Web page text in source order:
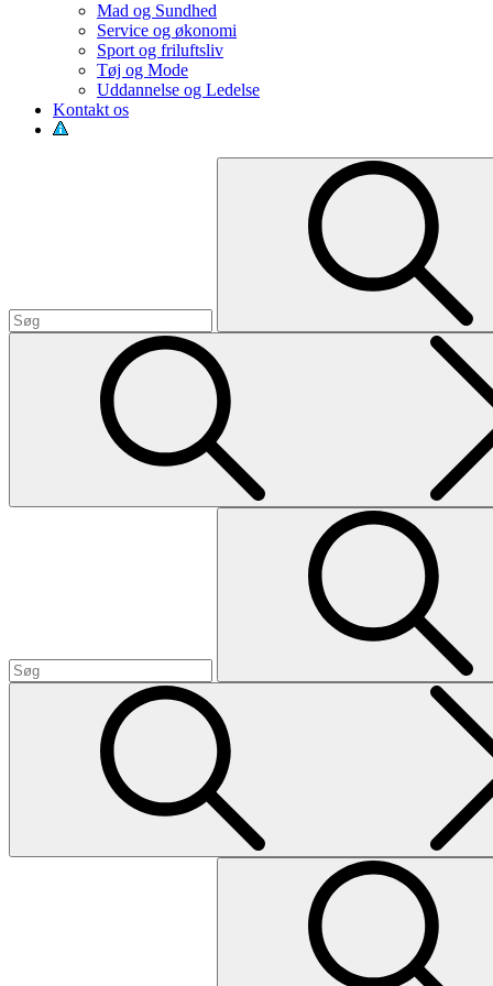
Mad og Sundhed
Service og økonomi
Sport og friluftsliv
Tøj og Mode
Uddannelse og Ledelse
Kontakt os
Search
Search